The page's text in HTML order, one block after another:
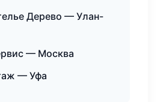
Дерево — Улан-
— Москва
— Уфа